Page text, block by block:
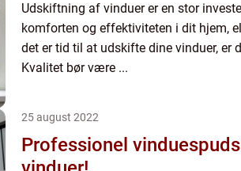
Udskiftning af vinduer er en stor
komforten og effektiviteten i dit hjem,
det er tid til at udskifte dine vinduer,
Kvalitet bør være ...
25 august 2022
Professionel